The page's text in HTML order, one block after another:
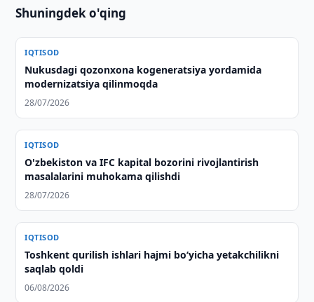
Shuningdek o'qing
IQTISOD
Nukusdagi qozonxona kogeneratsiya yordamida
modernizatsiya qilinmoqda
28/07/2026
IQTISOD
O'zbekiston va IFC kapital bozorini rivojlantirish
masalalarini muhokama qilishdi
28/07/2026
IQTISOD
Toshkent qurilish ishlari hajmi bo‘yicha yetakchilikni
saqlab qoldi
06/08/2026